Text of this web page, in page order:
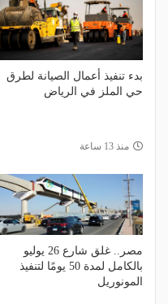
بدء تنفيذ أعمال الصيانة لطرق
حي الملز في الرياض
منذ 13 ساعة
مصر.. غلق شارع 26 يوليو
بالكامل لمدة 50 يومًا لتنفيذ
المونوريل